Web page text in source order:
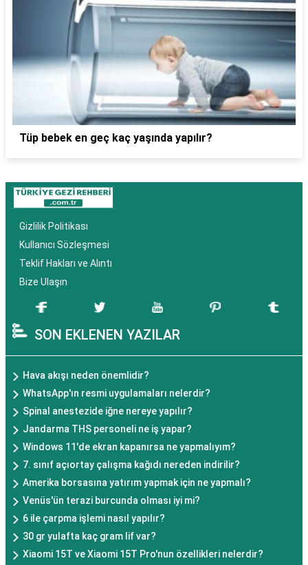
Tüp bebek en geç kaç yaşında yapılır?
Gizlilik Politikası
Kullanıcı Sözleşmesi
Teklif Hakları ve Alıntı
Bize Ulaşın
SON EKLENEN YAZILAR
Hava akışı neden önemlidir?
WhatsApp'ın resmi uygulamaları nelerdir?
Spinal anestezide iğne nereye yapılır?
Jandarma THS personeli ne iş yapar?
Windows 11'de ekran kapanırsa ne yapmalıyım?
7. sınıf açıortay çalışma kağıdı nereden indirilir?
Amerika borsasına yatırım yapmak için ne yapmalı?
Venüs'ün terazi burcunda olması iyi mi?
6 ile çarpma işlemi nasıl yapılır?
30 gr yulafta kaç gram lif var?
Xiaomi 15T ve Xiaomi 15T Pro'nun özellikleri nelerdir?